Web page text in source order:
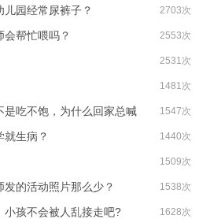
2703次
儿园经常尿裤子？
2553次
会帮忙喂吗？
2531次
1481次
1547次
是吃不饱，为什么回家总喊
1440次
就生病？
1509次
1538次
发的活动照片那么少？
1628次
小孩不会被人乱接走吧?